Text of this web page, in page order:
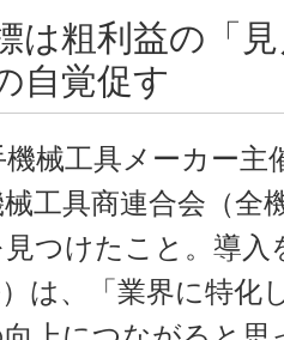
は粗利益の「
自覚促す
械工具メーカー主
工具商連合会（全
見つけたこと。導
は、「業界に特化